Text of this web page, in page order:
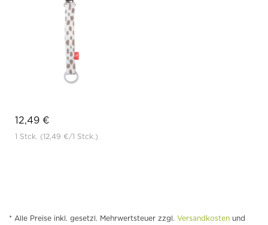
12,49 €
1 Stck. (12,49 €/1 Stck.)
* Alle Preise inkl. gesetzl. Mehrwertsteuer zzgl. Versandkosten und